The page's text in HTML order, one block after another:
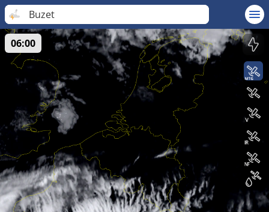
Buzet
06:00